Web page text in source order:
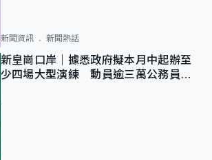
新聞資訊 新聞熱話
新皇崗口岸｜據悉政府擬本月中起辦至
少四場大型演練 動員逾三萬公務員人